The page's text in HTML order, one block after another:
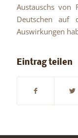
Austauschs von
Deutschen auf
Auswirkungen
Eintrag teilen